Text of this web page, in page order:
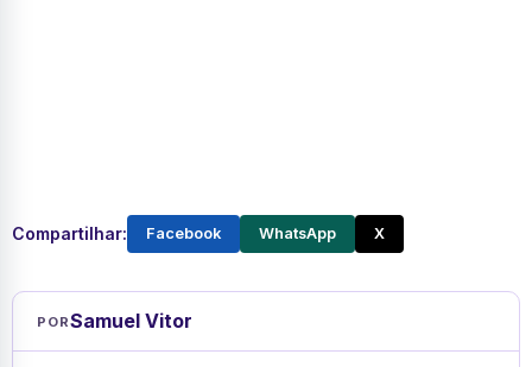
Compartilhar: Facebook WhatsApp X
PORSamuel Vitor